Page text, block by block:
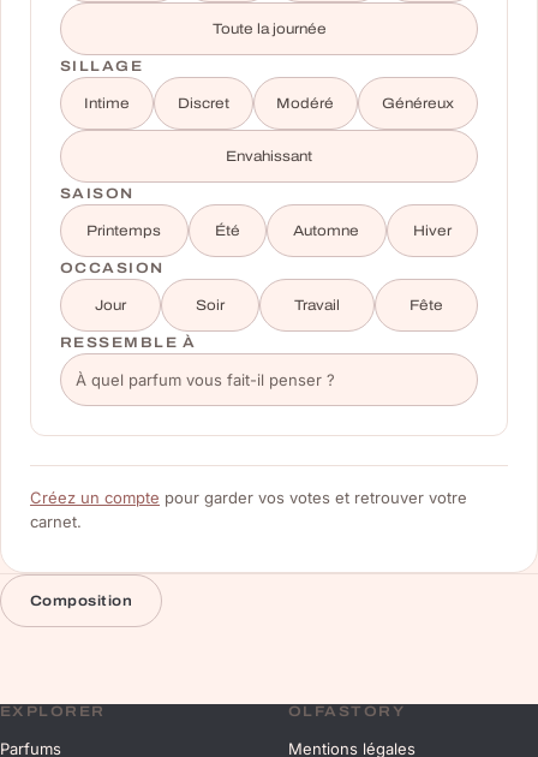
Toute la journée
SILLAGE
Intime Discret Modéré Généreux
Envahissant
SAISON
Printemps Été Automne Hiver
OCCASION
Jour Soir Travail Fête
RESSEMBLE À
Créez un compte pour garder vos votes et retrouver votre
carnet.
Composition
EXPLORER
Parfums
OLFASTORY
Mentions légales